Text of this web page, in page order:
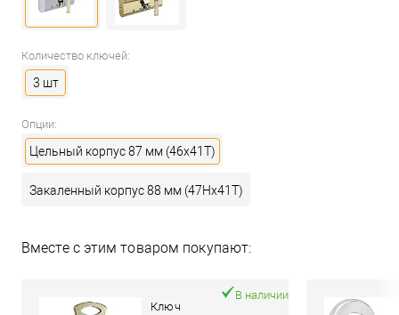
Количество ключей:
3 шт
Опции:
Цельный корпус 87 мм (46x41T)
Закаленный корпус 88 мм (47Hx41T)
Вместе с этим товаром покупают:
Ключ
В наличии